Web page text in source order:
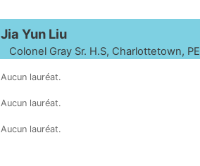
Jia Yun Liu
Colonel Gray Sr. H.S, Charlottetown, PE
Aucun lauréat.
Aucun lauréat.
Aucun lauréat.